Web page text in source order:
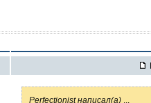
Perfectionist написал(а)